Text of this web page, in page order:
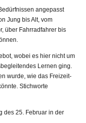
angepasst
Jung bis Alt, vom
über Fahrradfahrer bis
wobei es hier nicht um
Lernen ging.
wurde, wie das Freizeit-
Stichworte
des 25. Februar in der